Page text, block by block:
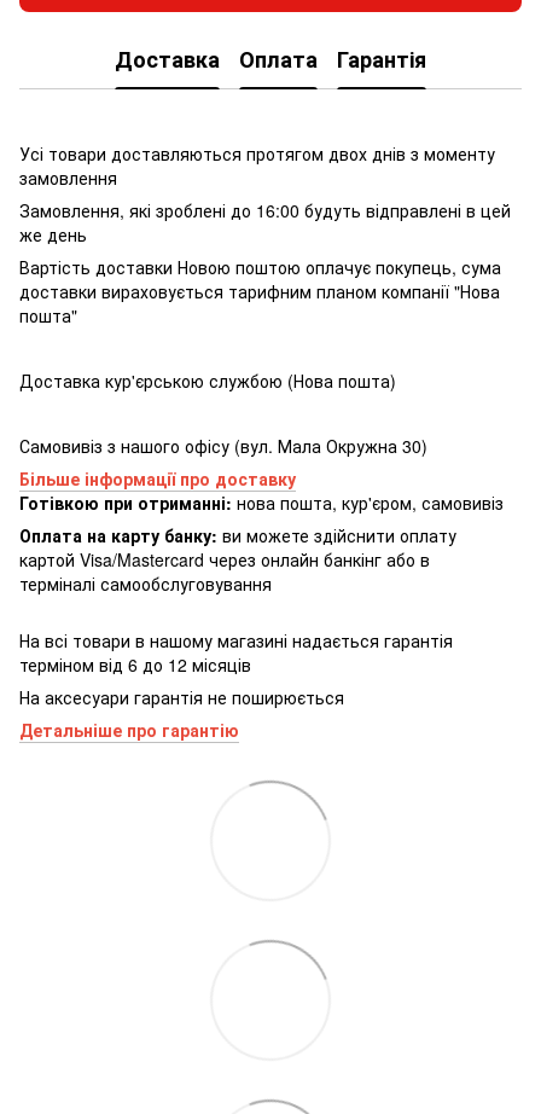
Доставка Оплата Гарантія
Усі товари доставляються протягом двох днів з моменту
замовлення
Замовлення, які зроблені до 16:00 будуть відправлені в цей
же день
Вартість доставки Новою поштою оплачує покупець, сума
доставки вираховується тарифним планом компанії "Нова
пошта"
Доставка кур'єрською службою (Нова пошта)
Самовивіз з нашого офісу (вул. Мала Окружна 30)
Більше інформації про доставку
Готівкою при отриманні: нова пошта, кур'єром, самовивіз
Оплата на карту банку: ви можете здійснити оплату
картой Visa/Mastercard через онлайн банкінг або в
терміналі самообслуговування
На всі товари в нашому магазині надається гарантія
терміном від 6 до 12 місяців
На аксесуари гарантія не поширюється
Детальніше про гарантію